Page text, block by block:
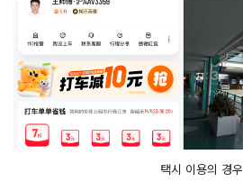
택시 이용의 경우